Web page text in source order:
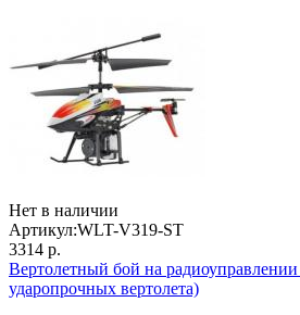
Нет в наличии
Артикул:WLT-V319-ST
3314 р.
Вертолетный бой на
ударопрочных вертолета)